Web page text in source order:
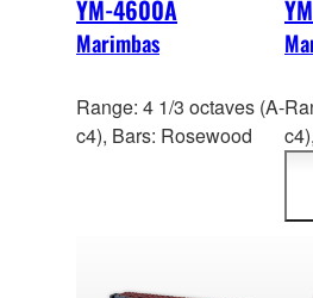
YM-4600A
Marimbas
Range: 4 1/3 octaves (A-
c4), Bars: Rosewood